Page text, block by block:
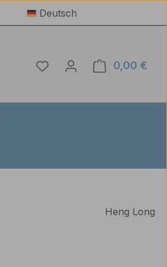
Deutsch
Du hast 0 Produkte auf
0,00 €
Heng Long